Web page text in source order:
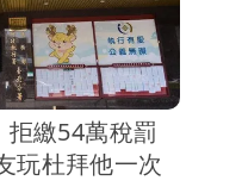
繳54萬稅罰
杜拜他一次